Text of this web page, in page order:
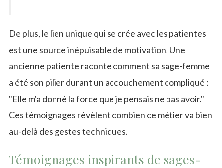
De plus, le lien unique qui se crée avec les patientes
est une source inépuisable de motivation. Une
ancienne patiente raconte comment sa sage-femme
a été son pilier durant un accouchement compliqué :
"Elle m'a donné la force que je pensais ne pas avoir."
Ces témoignages révèlent combien ce métier va bien
au-delà des gestes techniques.
Témoignages inspirants de sages-